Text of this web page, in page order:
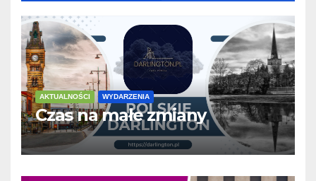
AKTUALNOŚCI WYDARZENIA
Czas na małe zmiany